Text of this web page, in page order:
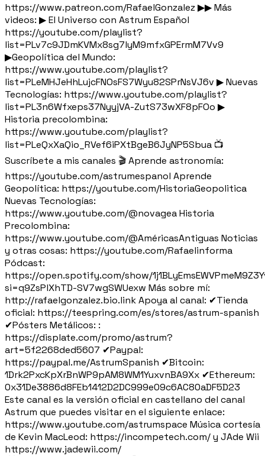
https://www.patreon.com/RafaelGonzalez ▶▶ Más
videos: ▶ El Universo con Astrum Español
https://youtube.com/playlist?
list=PLv7c9JDmKVMx8sg7lyM9mfxGPErmM7Vv9
▶Geopolítica del Mundo:
https://www.youtube.com/playlist?
list=PLeMHJeHhLujcFNOsFS7Wyu82SPrNsVJ6v ▶ Nuevas
Tecnologías: https://www.youtube.com/playlist?
list=PL3n6Wfxeps37NyyjVA-ZutS73wXF8pFOo ▶
Historia precolombina:
https://www.youtube.com/playlist?
list=PLeQxXaQio_RVef6iPXtBgeB6JyNP5Sbua 📺
Suscríbete a mis canales 🎬 Aprende astronomía:
https://youtube.com/astrumespanol Aprende
Geopolítica: https://youtube.com/HistoriaGeopolitica
Nuevas Tecnologías:
https://www.youtube.com/@novagea Historia
Precolombina:
https://www.youtube.com/@AméricasAntiguas Noticias
y otras cosas: https://youtube.com/Rafaelinforma
Pódcast:
https://open.spotify.com/show/
si=q9ZsPlXhTD-SV7wgSWUexw Más sobre mí:
http://rafaelgonzalez.bio.link Apoya al canal: ✔Tienda
oficial: https://teespring.com/es/stores/astrum-spanish
✔Pósters Metálicos: :
https://displate.com/promo/astrum?
art=5f2268ded5607 ✔Paypal:
https://paypal.me/AstrumSpanish ✔Bitcoin:
1Drk2PxcKpXrBnWP9pAM8WM1YuxvnBA9Xx ✔Ethereum:
0x31De3886d8FEb1412D2DC999e09c6AC80aDF5D23
Este canal es la versión oficial en castellano del canal
Astrum que puedes visitar en el siguiente enlace:
https://www.youtube.com/astrumspace Música cortesía
de Kevin MacLeod: https://incompetech.com/ y JAde Wii
https://www.jadewii.com/